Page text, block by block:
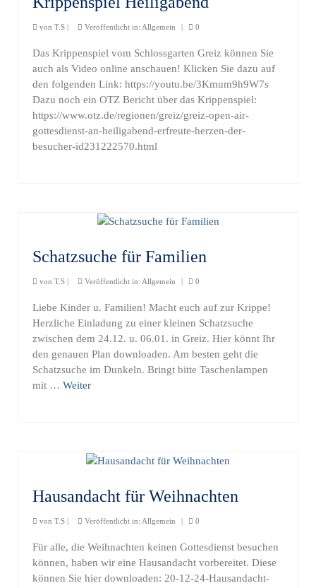
von T.S | Veröffentlicht in: Allgemein | 0
Das Krippenspiel vom Schlossgarten Greiz können Sie
auch als Video online anschauen! Klicken Sie dazu auf
den folgenden Link: https://youtu.be/3Kmum9h9W7s
Dazu noch ein OTZ Bericht über das Krippenspiel:
https://www.otz.de/regionen/greiz/greiz-open-air-
gottesdienst-an-heiligabend-erfreute-herzen-der-
besucher-id231222570.html
Schatzsuche für Familien
von T.S Veröffentlicht in: Allgemein 0
Liebe Kinder u. Familien! Macht euch auf zur Krippe!
Herzliche Einladung zu einer kleinen Schatzsuche
zwischen dem 24.12. u. 06.01. in Greiz. Hier könnt Ihr
den genauen Plan downloaden. Am besten geht die
Schatzsuche im Dunkeln. Bringt bitte Taschenlampen
mit … Weiter
Hausandacht für Weihnachten
von T.S | Veröffentlicht in: Allgemein | 0
Für alle, die Weihnachten keinen Gottesdienst besuchen
können, haben wir eine Hausandacht vorbereitet. Diese
können Sie hier downloaden: 20-12-24-Hausandacht-